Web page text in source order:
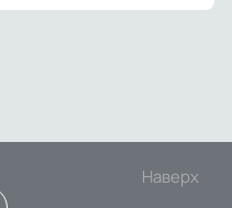
Наверх